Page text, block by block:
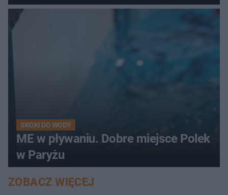
SKOKI DO WODY
ME w pływaniu. Dobre miejsce Polek
w Paryżu
ZOBACZ WIĘCEJ